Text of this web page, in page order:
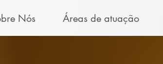
Nós Áreas de atuação